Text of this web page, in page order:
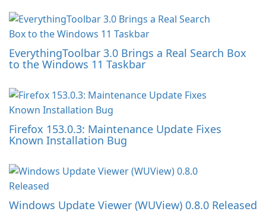
EverythingToolbar 3.0 Brings a Real Search Box
to the Windows 11 Taskbar
Firefox 153.0.3: Maintenance Update Fixes
Known Installation Bug
Windows Update Viewer (WUView) 0.8.0 Released